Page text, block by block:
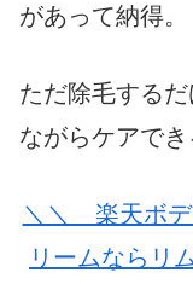
があって納得。
ただ除毛する
ながらケアでき
＼＼ 楽天ボデ
リームならリ